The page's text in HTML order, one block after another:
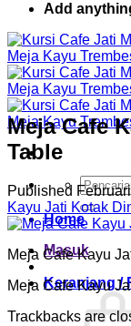
Add
untuk:
Home
Masuk
Keranjang /
Meja Cafe
Table
Published
Kayu Jati Kotak
Meja Cafe Kayu
Meja Cafe Kayu
Trackbacks are